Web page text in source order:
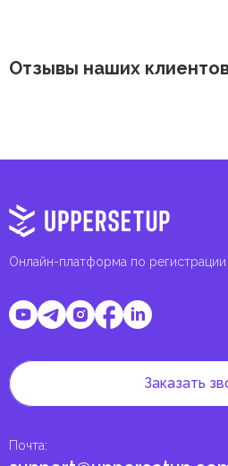
Отзывы наших
Онлайн-платформа по
Почта:
Заказать